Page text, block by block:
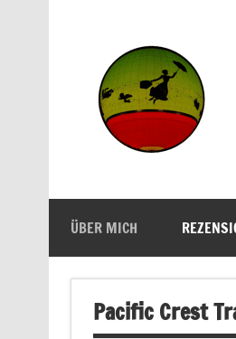
ÜBER MICH
Pacific Crest